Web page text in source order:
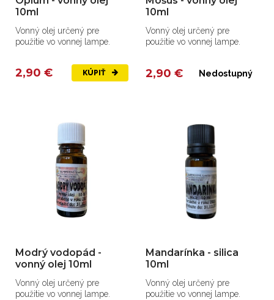
10ml
Vonný olej určený pre
použitie vo vonnej lampe.
2,90 € KÚPIŤ
10ml
Vonný olej určený pre
použitie vo vonnej lampe.
2,90 € Nedostupný
Modrý vodopád -
vonný olej 10ml
Vonný olej určený pre
použitie vo vonnej lampe.
Mandarínka - silica
10ml
Vonný olej určený pre
použitie vo vonnej lampe.